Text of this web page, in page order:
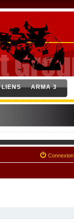
LIENS ARMA 3
Connexion